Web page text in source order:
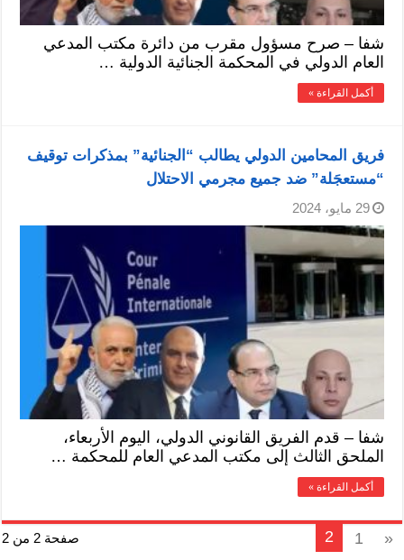
شفا – صرح مسؤول مقرب من دائرة مكتب المدعي
العام الدولي في المحكمة الجنائية الدولية …
أكمل القراءة »
فريق المحامين الدولي يطالب “الجنائية” بمذكرات توقيف
“مستعجَلة” ضد جميع مجرمي الاحتلال
29 مايو، 2024
شفا – قدم الفريق القانوني الدولي، اليوم الأربعاء،
الملحق الثالث إلى مكتب المدعي العام للمحكمة …
أكمل القراءة »
صفحة 2 من 2 «
1
2